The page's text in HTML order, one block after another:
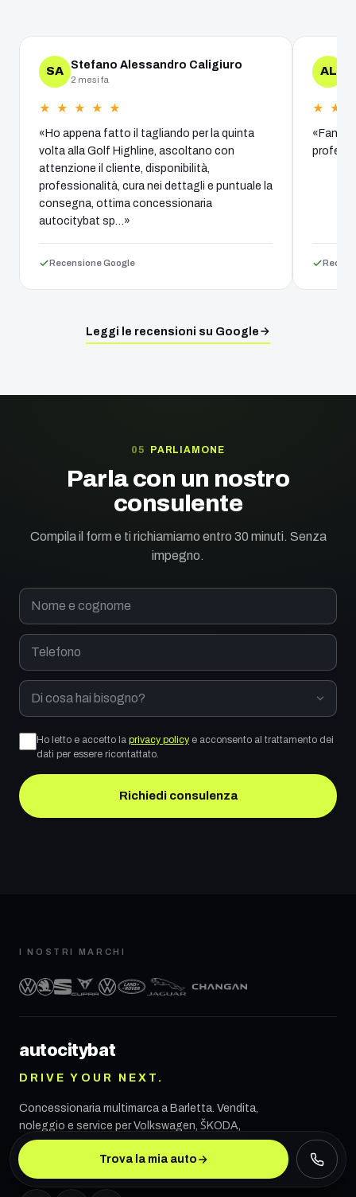
SA Stefano Alessandro Caligiuro
2 mesi fa
★ ★ ★ ★ ★
«Ho appena fatto il tagliando per la quinta
volta alla Golf Highline, ascoltano con
attenzione il cliente, disponibilità,
professionalità, cura nei dettagli e puntuale la
consegna, ottima concessionaria
autocitybat sp…»
Recensione Google
AL
★ ★
Leggi le recensioni su Google
PARLIAMONE
Parla con un nostro
consulente
Compila il form e ti richiamiamo entro 30 minuti. Senza
impegno.
Nome e cognome
Telefono
Di cosa hai bisogno?
Richiedi consulenza
Ho letto e accetto la privacy policy e acconsento al trattamento dei
dati per essere ricontattato.
Trova la mia auto
I NOSTRI MARCHI
autocitybat
DRIVE YOUR NEXT.
Concessionaria multimarca a Barletta . Vendita,
noleggio e service per Volkswagen, ŠKODA,
SEAT, CUPRA, VW Veicoli Commerciali, Land
Rover, Jaguar e CHANGAN.